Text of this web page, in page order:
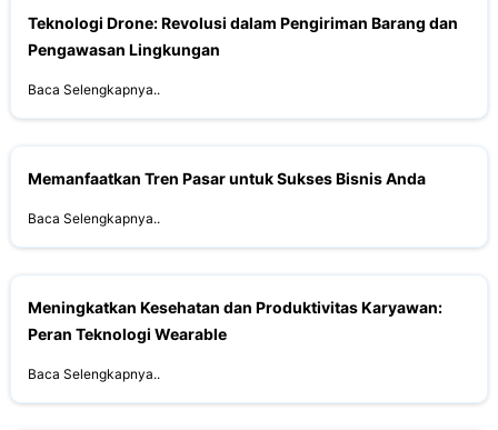
Teknologi Drone: Revolusi dalam Pengiriman Barang dan
Pengawasan Lingkungan
Baca Selengkapnya..
Memanfaatkan Tren Pasar untuk Sukses Bisnis Anda
Baca Selengkapnya..
Meningkatkan Kesehatan dan Produktivitas Karyawan:
Peran Teknologi Wearable
Baca Selengkapnya..